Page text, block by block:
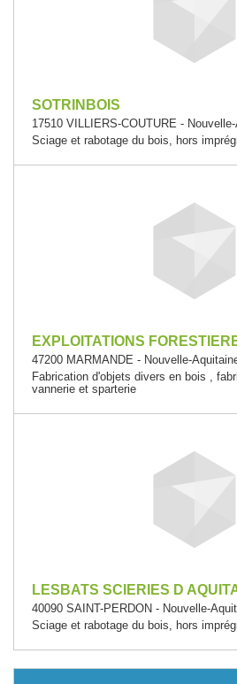
SOTRINBOIS
17510 VILLIERS-COUTURE -
Sciage et rabotage du bois, hors
EXPLOITATIONS
47200 MARMANDE - Nouvelle-
Fabrication d'objets divers en bois ,
vannerie et sparterie
LESBATS SCIERIES D
40090 SAINT-PERDON - Nouvelle-
Sciage et rabotage du bois, hors